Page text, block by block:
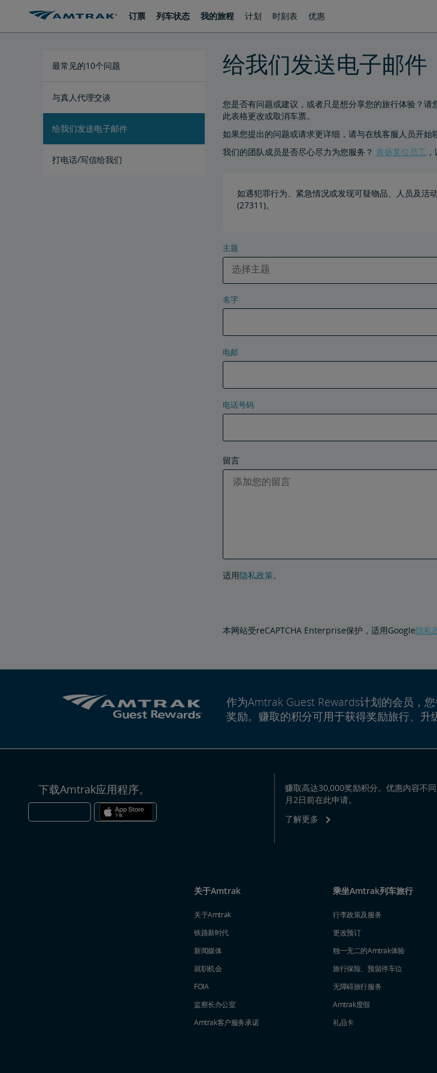
内
导
订票 列车状态 我的旅程 计划 时刻表 优惠
最常见的10个问题
与真人代理交谈
给我们发送电子邮件
打电话/写信给我们
给我们发送电子邮件
您是否有问题或建议，或者只是想分享您的旅行体验？
此表格更改或取消车票。
如果您提出的问题或请求更详细，请与在线客服人员开始
我们的团队成员是否尽心尽力为您服务？ 表扬某位员工
如遇犯罪行为、紧急情况或发现可疑物品、人员及
(27311)。
主题
名字
电邮
电话号码
留言
适用隐私政策。
本网站受reCAPTCHA Enterprise保护，适用Google隐私
作为Amtrak Guest Rewards计划的会员，
奖励。赚取的积分可用于获得奖励旅行、升
下载Amtrak应用程序。
赚取高达30,000奖励积分。优惠内容不
月2日前在此申请。
了解更多
关于Amtrak
关于Amtrak
铁路新时代
新闻媒体
就职机会
FOIA
监察长办公室
Amtrak​​​​​​​客户服务承诺
乘坐Amtrak列车旅行
行李政策及服务
更改预订
独一无二的Amtrak体验
旅行保险、预留停车位
无障碍旅行服务
Amtrak度假
礼品卡